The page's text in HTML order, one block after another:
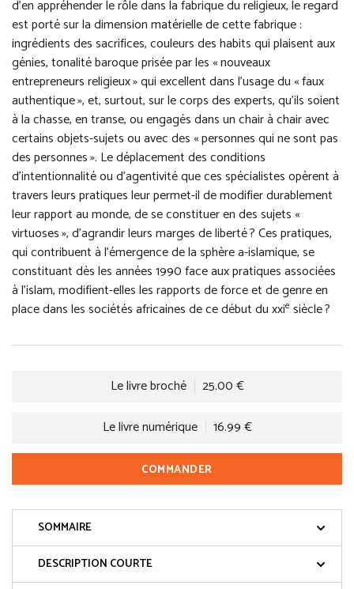
d’en appréhender le rôle dans la fabrique du religieux, le regard
est porté sur la dimension matérielle de cette fabrique :
ingrédients des sacrifices, couleurs des habits qui plaisent aux
génies, tonalité baroque prisée par les « nouveaux
entrepreneurs religieux » qui excellent dans l’usage du « faux
authentique », et, surtout, sur le corps des experts, qu’ils soient
à la chasse, en transe, ou engagés dans un chair à chair avec
certains objets-sujets ou avec des « personnes qui ne sont pas
des personnes ». Le déplacement des conditions
d’intentionnalité ou d’agentivité que ces spécialistes opèrent à
travers leurs pratiques leur permet-il de modifier durablement
leur rapport au monde, de se constituer en des sujets «
virtuoses », d’agrandir leurs marges de liberté ? Ces pratiques,
qui contribuent à l’émergence de la sphère a-islamique, se
constituant dès les années 1990 face aux pratiques associées
à l’islam, modifient-elles les rapports de force et de genre en
place dans les sociétés africaines de ce début du xxie siècle ?
Le livre broché
25.00 €
Le livre numérique
16.99 €
COMMANDER
SOMMAIRE
DESCRIPTION COURTE